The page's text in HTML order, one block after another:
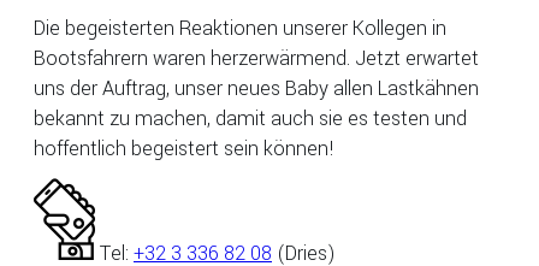
Die begeisterten Reaktionen unserer Kollegen in
Bootsfahrern waren herzerwärmend. Jetzt erwartet
uns der Auftrag, unser neues Baby allen Lastkähnen
bekannt zu machen, damit auch sie es testen und
hoffentlich begeistert sein können!
Tel: +32 3 336 82 08 (Dries)